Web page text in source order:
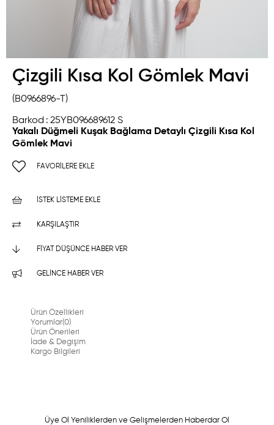
Çizgili Kısa Kol Gömlek Mavi
(B0966896-T)
Barkod : 25YB096689612 S
Yakalı Düğmeli Kuşak Bağlama Detaylı Çizgili Kısa Kol
Gömlek Mavi
FAVORILERE EKLE
İSTEK LISTEME EKLE
KARŞILAŞTIR
FIYAT DÜŞÜNCE HABER VER
GELINCE HABER VER
Ürün Özellikleri
Yorumlar(0)
Ürün Önerileri
İade & Degişim
Kargo Bilgileri
Üye Ol Yeniliklerden ve Gelişmelerden Haberdar Ol